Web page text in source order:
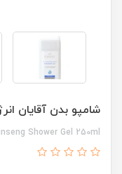
شامپو بدن آقایان
Shower Gel 250ml